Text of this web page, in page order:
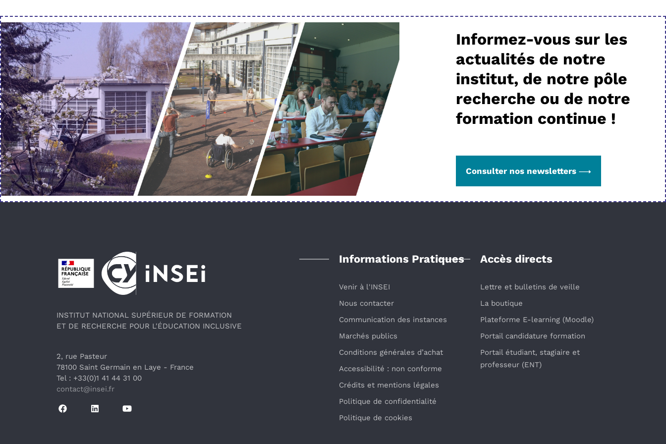
Informez-vous sur les
actualités de notre
institut, de notre pôle
recherche ou de notre
formation continue !
Consulter nos newsletters
Pied de page
INSTITUT NATIONAL SUPÉRIEUR DE FORMATION
ET DE RECHERCHE POUR L'ÉDUCATION INCLUSIVE
2, rue Pasteur
78100 Saint Germain en Laye - France
Tel : +33(0)1 41 44 31 00
contact@insei.fr
Informations Pratiques
Venir à l'INSEI
Nous contacter
Communication des instances
Marchés publics
Conditions générales d’achat
Accessibilité : non conforme
Crédits et mentions légales
Politique de confidentialité
Politique de cookies
Accès directs
Lettre et bulletins de veille
La boutique
Plateforme E-learning (Moodle)
Portail candidature formation
Portail étudiant, stagiaire et
professeur (ENT)